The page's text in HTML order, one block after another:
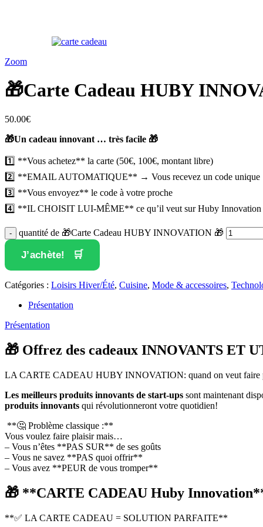
Zoom
🎁Carte Cadeau HUBY
50.00€
🎁Un cadeau innovant … très facile 🎁
1️⃣ **Vous achetez** la carte (50€, 100€, montant libre)
2️⃣ **EMAIL AUTOMATIQUE** → Vous recevez un code unique
3️⃣ **Vous envoyez** le code à votre proche
4️⃣ **IL CHOISIT LUI-MÊME** ce qu’il veut sur Huby Innovation
quantité de 🎁Carte Cadeau HUBY INNOVATION 🎁
J’achète!
Catégories : Loisirs Hiver/Été, Cuisine, Mode & accessoires,
Présentation
Présentation
🎁 Offrez des cadeaux INNOVANTS ET
LA CARTE CADEAU HUBY INNOVATION: quand on veut faire
Les meilleurs produits innovants de start-ups sont maintenant
produits innovants qui révolutionneront votre quotidien!
**🤔 Problème classique :**
Vous voulez faire plaisir mais…
– Vous n’êtes **PAS SUR** de ses goûts
– Vous ne savez **PAS quoi offrir**
– Vous avez **PEUR de vous tromper**
🎁 **CARTE CADEAU Huby
**✅ LA CARTE CADEAU = SOLUTION PARFAITE**